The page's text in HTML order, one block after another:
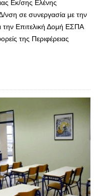
Εκ/σης Ελένης
νση σε συνεργασία με την
την Επιτελική Δομή ΕΣΠΑ
της Περιφέρειας